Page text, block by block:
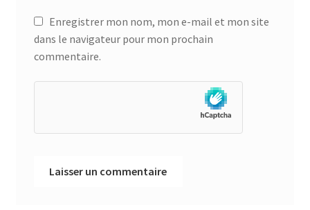
Enregistrer mon nom, mon e-mail et mon site
dans le navigateur pour mon prochain
commentaire.